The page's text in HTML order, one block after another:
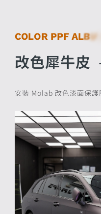
COLOR PPF ALBUM
改色犀牛皮
安裝 Molab 改色漆面保護